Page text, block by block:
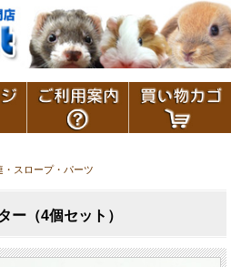
・スロープ・パーツ
（4個セット）